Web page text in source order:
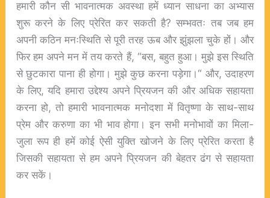
हमारी कौन सी भावनात्मक अवस्था हमें ध्यान साधना का अभ्यास
शुरू करने के लिए प्रेरित कर सकती है? सम्भवतः तब जब हम
अपनी कठिन मनःस्थिति से पूरी तरह ऊब और झुंझला चुके हों। और
फिर हम अपने मन में तय करते हैं, “बस, बहुत हुआ। मुझे इस स्थिति
से छुटकारा पाना ही होगा। मुझे कुछ करना पड़ेगा।“ और, उदाहरण
के लिए, यदि हमारा उद्देश्य अपने प्रियजन की और अधिक सहायता
करना हो, तो हमारी भावनात्मक मनोदशा में वितृष्णा के साथ-साथ
प्रेम और करुणा का भी भाव होगा। इन सभी मनोभावों का मिला-
जुला रूप ही हमें कोई ऐसी युक्ति खोजने के लिए प्रेरित करता है
जिसकी सहायता से हम अपने प्रियजन की बेहतर ढंग से सहायता
कर सकें।